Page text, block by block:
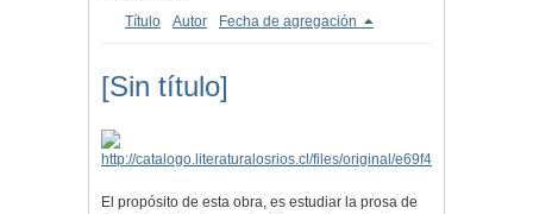
Título
Autor Fecha de agregación
[Sin título]
El propósito de esta obra, es estudiar la prosa de